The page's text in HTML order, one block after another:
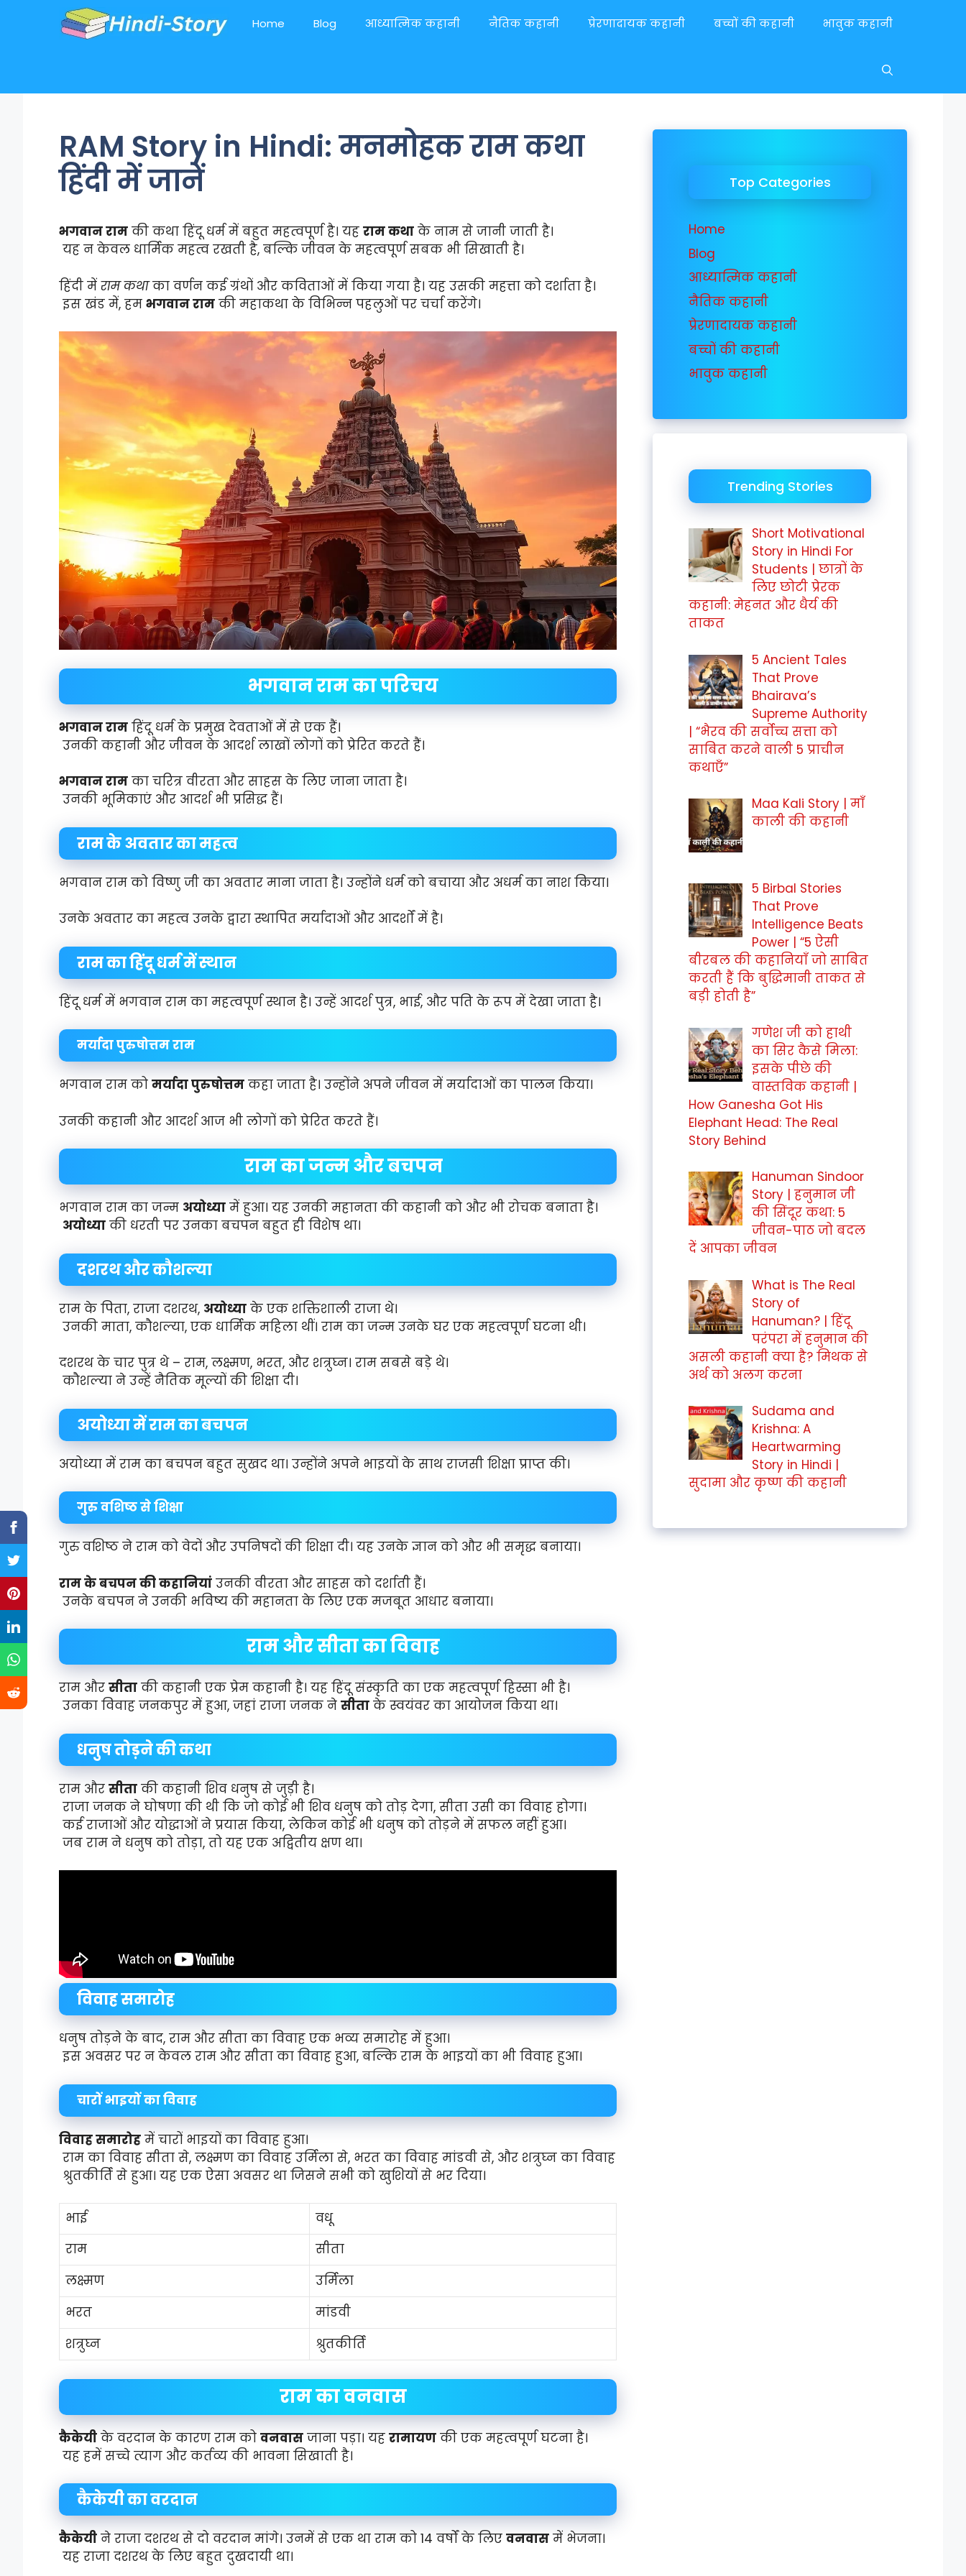
Home Blog आध्यात्मिक कहानी नैतिक कहानी प्रेरणादायक कहानी बच्चों की कहानी भावुक कहानी
RAM Story in Hindi: मनमोहक राम कथा
हिंदी में जानें
भगवान राम की कथा हिंदू धर्म में बहुत महत्वपूर्ण है। यह राम कथा के नाम से जानी जाती है।
यह न केवल धार्मिक महत्व रखती है, बल्कि जीवन के महत्वपूर्ण सबक भी सिखाती है।
हिंदी में राम कथाका वर्णन कई ग्रंथों और कविताओं में किया गया है। यह उसकी महत्ता को दर्शाता है।
इस खंड में, हम भगवान राम की महाकथा के विभिन्न पहलुओं पर चर्चा करेंगे।
भगवान राम का परिचय
भगवान राम हिंदू धर्म के प्रमुख देवताओं में से एक हैं।
उनकी कहानी और जीवन के आदर्श लाखों लोगों को प्रेरित करते हैं।
भगवान राम का चरित्र वीरता और साहस के लिए जाना जाता है।
उनकी भूमिकाएं और आदर्श भी प्रसिद्ध हैं।
राम के अवतार का महत्व
भगवान राम को विष्णु जी का अवतार माना जाता है। उन्होंने धर्म को बचाया और अधर्म का नाश किया।
उनके अवतार का महत्व उनके द्वारा स्थापित मर्यादाओं और आदर्शों में है।
राम का हिंदू धर्म में स्थान
हिंदू धर्म में भगवान राम का महत्वपूर्ण स्थान है। उन्हें आदर्श पुत्र, भाई, और पति के रूप में देखा जाता है।
मर्यादा पुरुषोत्तम राम
भगवान राम को मर्यादा पुरुषोत्तम कहा जाता है। उन्होंने अपने जीवन में मर्यादाओं का पालन किया।
उनकी कहानी और आदर्श आज भी लोगों को प्रेरित करते हैं।
राम का जन्म और बचपन
भगवान राम का जन्म अयोध्या में हुआ। यह उनकी महानता की कहानी को और भी रोचक बनाता है।
अयोध्या की धरती पर उनका बचपन बहुत ही विशेष था।
दशरथ और कौशल्या
राम के पिता, राजा दशरथ, अयोध्या के एक शक्तिशाली राजा थे।
उनकी माता, कौशल्या, एक धार्मिक महिला थीं। राम का जन्म उनके घर एक महत्वपूर्ण घटना थी।
दशरथ के चार पुत्र थे – राम, लक्ष्मण, भरत, और शत्रुघ्न। राम सबसे बड़े थे।
कौशल्या ने उन्हें नैतिक मूल्यों की शिक्षा दी।
अयोध्या में राम का बचपन
अयोध्या में राम का बचपन बहुत सुखद था। उन्होंने अपने भाइयों के साथ राजसी शिक्षा प्राप्त की।
गुरु वशिष्ठ से शिक्षा
गुरु वशिष्ठ ने राम को वेदों और उपनिषदों की शिक्षा दी। यह उनके ज्ञान को और भी समृद्ध बनाया।
राम के बचपन की कहानियां उनकी वीरता और साहस को दर्शाती हैं।
उनके बचपन ने उनकी भविष्य की महानता के लिए एक मजबूत आधार बनाया।
राम और सीता का विवाह
राम और सीता की कहानी एक प्रेम कहानी है। यह हिंदू संस्कृति का एक महत्वपूर्ण हिस्सा भी है।
उनका विवाह जनकपुर में हुआ, जहां राजा जनक ने सीता के स्वयंवर का आयोजन किया था।
धनुष तोड़ने की कथा
राम और सीता की कहानी शिव धनुष से जुड़ी है।
राजा जनक ने घोषणा की थी कि जो कोई भी शिव धनुष को तोड़ देगा, सीता उसी का विवाह होगा।
कई राजाओं और योद्धाओं ने प्रयास किया, लेकिन कोई भी धनुष को तोड़ने में सफल नहीं हुआ।
जब राम ने धनुष को तोड़ा, तो यह एक अद्वितीय क्षण था।
विवाह समारोह
धनुष तोड़ने के बाद, राम और सीता का विवाह एक भव्य समारोह में हुआ।
इस अवसर पर न केवल राम और सीता का विवाह हुआ, बल्कि राम के भाइयों का भी विवाह हुआ।
चारों भाइयों का विवाह
विवाह समारोह में चारों भाइयों का विवाह हुआ।
राम का विवाह सीता से, लक्ष्मण का विवाह उर्मिला से, भरत का विवाह मांडवी से, और शत्रुघ्न का विवाह
श्रुतकीर्ति से हुआ। यह एक ऐसा अवसर था जिसने सभी को खुशियों से भर दिया।
भाई
वधू
राम
सीता
लक्ष्मण
उर्मिला
भरत
मांडवी
शत्रुघ्न
श्रुतकीर्ति
राम का वनवास
कैकेयी के वरदान के कारण राम को वनवास जाना पड़ा। यह रामायण की एक महत्वपूर्ण घटना है।
यह हमें सच्चे त्याग और कर्तव्य की भावना सिखाती है।
कैकेयी का वरदान
कैकेयी ने राजा दशरथ से दो वरदान मांगे। उनमें से एक था राम को 14 वर्षों के लिए वनवास में भेजना।
यह राजा दशरथ के लिए बहुत दुखदायी था।
Top Categories
Home
Blog
आध्यात्मिक कहानी
नैतिक कहानी
प्रेरणादायक कहानी
बच्चों की कहानी
भावुक कहानी
Trending Stories
Short Motivational
Story in Hindi For
Students | छात्रों के
लिए छोटी प्रेरक
कहानी: मेहनत और धैर्य की
ताकत
5 Ancient Tales
That Prove
Bhairava’s
Supreme Authority
| “भैरव की सर्वोच्च सत्ता को
साबित करने वाली 5 प्राचीन
कथाएँ”
Maa Kali Story | माँ
काली की कहानी
5 Birbal Stories
That Prove
Intelligence Beats
Power | “5 ऐसी
बीरबल की कहानियाँ जो साबित
करती हैं कि बुद्धिमानी ताकत से
बड़ी होती है”
गणेश जी को हाथी
का सिर कैसे मिला:
इसके पीछे की
वास्तविक कहानी |
How Ganesha Got His
Elephant Head: The Real
Story Behind
Hanuman Sindoor
Story | हनुमान जी
की सिंदूर कथा: 5
जीवन-पाठ जो बदल
दें आपका जीवन
What is The Real
Story of
Hanuman? | हिंदू
परंपरा में हनुमान की
असली कहानी क्या है? मिथक से
अर्थ को अलग करना
Sudama and
Krishna: A
Heartwarming
Story in Hindi |
सुदामा और कृष्ण की कहानी